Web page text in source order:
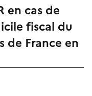
en cas de
fiscal du
de France en